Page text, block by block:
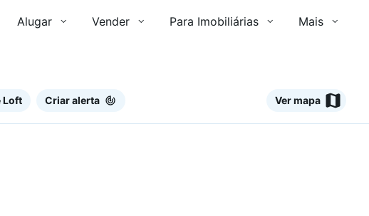
Alugar Vender Para Imobiliárias Mais
Loft Criar alerta Ver mapa